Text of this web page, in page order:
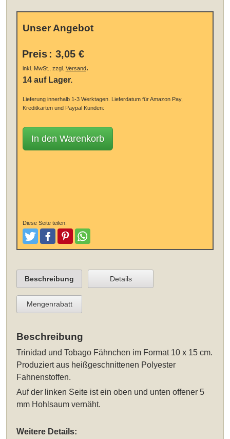
Unser Angebot
Preis : 3,05 €
inkl. MwSt., zzgl. Versand.
14 auf Lager.
Lieferung innerhalb 1-3 Werktagen. Lieferdatum für Amazon Pay,
Kreditkarten und Paypal Kunden:
In den Warenkorb
Diese Seite teilen:
TweetenPostenPinterestTeilen
Beschreibung Details
Mengenrabatt
Beschreibung
Trinidad und Tobago Fähnchen im Format 10 x 15 cm.
Produziert aus heißgeschnittenen Polyester
Fahnenstoffen.
Auf der linken Seite ist ein oben und unten offener 5
mm Hohlsaum vernäht.
Weitere Details: